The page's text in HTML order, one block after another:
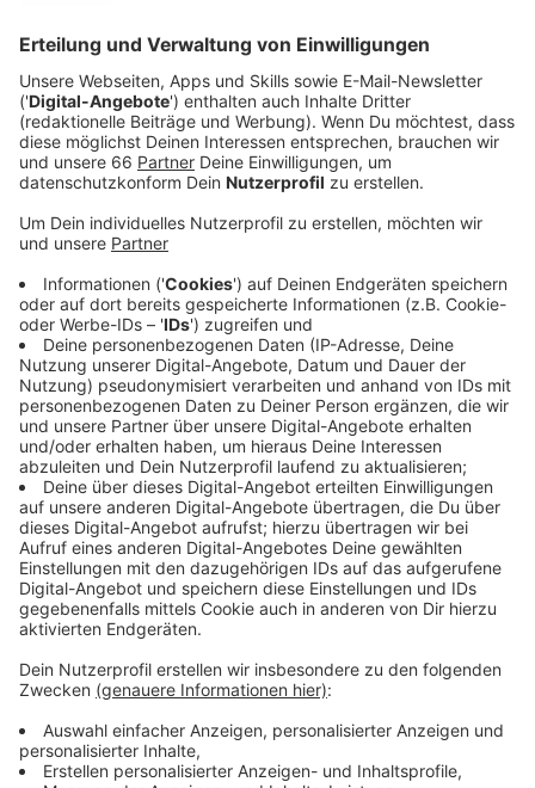
Wer bisher keine Tickets für dieBackstreet Boys-
Konzerte in Düsseldorf bekommen hat, kann es diese
Social-Media-Kanälenein weiteres Konzert
angekündigt. Am 7. Oktober werden die Backstreet
Boys nach eigenen Angaben zum zehnten und letzten
Mal in der Merkur Spiel-Arena spielen.
Anzeige
Ticket-Vorverkauf startet diese Woche
Anzeige
Für Fan-Club Mitglieder startet der Vorverkauf am
Mittwoch (21.01.26) um 10 Uhr. Für alle anderen am
Freitag (23.01.26) um 10 Uhr. Die Konzertserie der
September. Es ist der einzige Europa-Auftritt der Band
Anzeige